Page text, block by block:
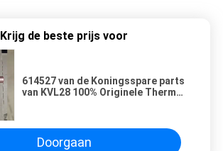
Krijg de beste prijs voor
614527 van de Koningsspare parts
van KVL28 100% Originele Thermo
Doorgaan